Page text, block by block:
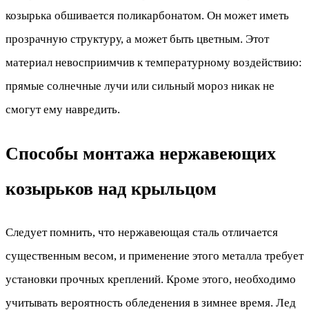
козырька обшивается поликарбонатом. Он может иметь
прозрачную структуру, а может быть цветным. Этот
материал невосприимчив к температурному воздействию:
прямые солнечные лучи или сильный мороз никак не
смогут ему навредить.
Способы монтажа нержавеющих
козырьков над крыльцом
Следует помнить, что нержавеющая сталь отличается
существенным весом, и применение этого металла требует
установки прочных креплений. Кроме этого, необходимо
учитывать вероятность обледенения в зимнее время. Лед